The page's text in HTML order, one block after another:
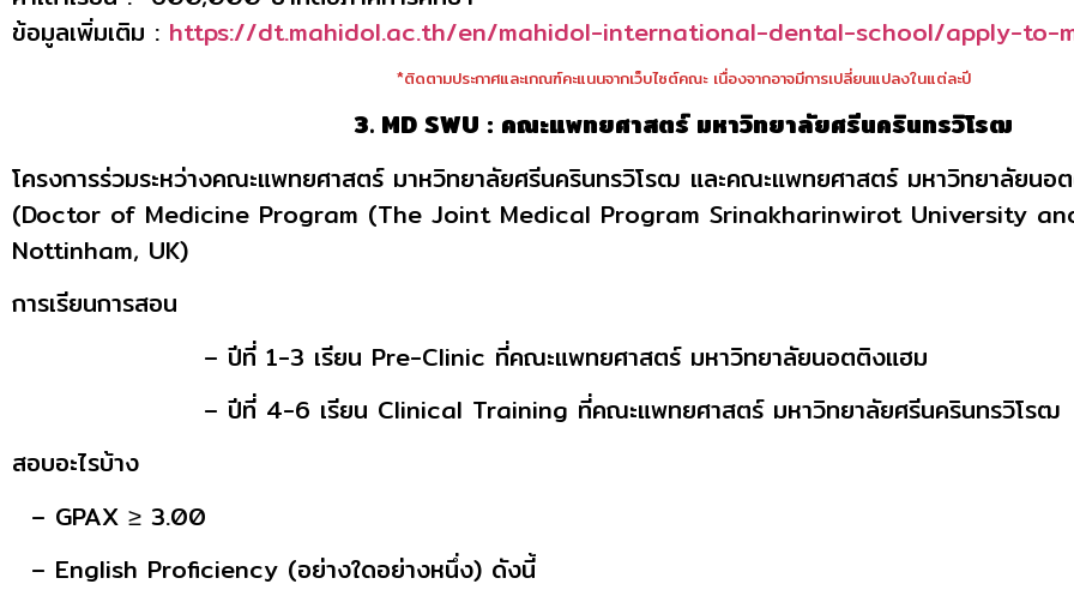
ข้อมูลเพิ่มเติม : https://dt.mahidol.ac.th/en/mahidol-international-dental-school/apply-to-
*ติดตามประกาศและเกณฑ์คะแนนจากเว็บไซต์คณะ เนื่องจากอาจมีการเปลี่ยนแปลงในแต่ละปี
3. MD SWU : คณะแพทยศาสตร์ มหาวิทยาลัยศรีนครินทรวิโรฒ
โครงการร่วมระหว่างคณะแพทยศาสตร์ มาหวิทยาลัยศรีนครินทรวิโรฒ และคณะแพทยศาสตร์ มหาวิทยาลัยน
(Doctor of Medicine Program (The Joint Medical Program Srinakharinwirot University
Nottinham, UK)
การเรียนการสอน
– ปีที่ 1-3 เรียน Pre-Clinic ที่คณะแพทยศาสตร์ มหาวิทยาลัยนอตติงแฮม
– ปีที่ 4-6 เรียน Clinical Training ที่คณะแพทยศาสตร์ มหาวิทยาลัยศรีนครินทรวิโรฒ
สอบอะไรบ้าง
– GPAX ≥ 3.00
– English Proficiency (อย่างใดอย่างหนึ่ง) ดังนี้